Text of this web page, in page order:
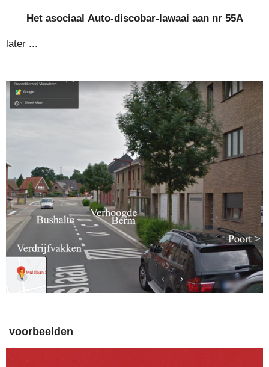
Het asociaal Auto-discobar-lawaai aan nr 55A
later ...
voorbeelden